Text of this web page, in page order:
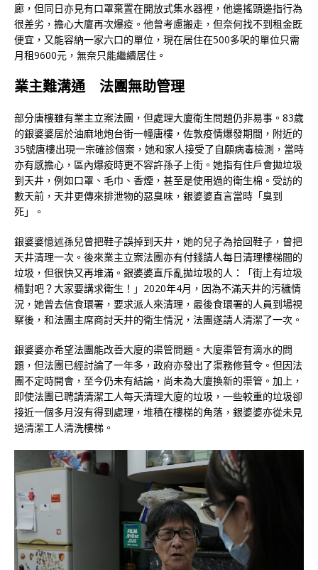
廊，但同日亦見有口罩棄置在開放式集水器裡，他邊搖頭邊指行為
很差劣，擔心大廈再次爆疫。他曾考慮搬走，但奈何找不到租金既
便宜，又能容納一家六口的單位，現在居住在500多呎的單位只需
月租9600元，無奈只能繼續居住。
業主難溝通 法團無助管理
部分唐樓雖有業主立案法團，但處理大廈衛生問題仍非易事。83歲
的銀婆婆居於油麻地炮台街一幢唐樓，佐敦疫情爆發期間，附近的
35號唐樓出現一宗確診個案，她和家人接受了自願病毒檢測，當時
亦有感擔心，區內爆疫時更不容許孫子上街。她指有住戶會拋垃圾
到天井，例如口罩、毛巾、香煙，甚至是使用過的衛生棉。受訪的
數天前，天井更傳來排泄物的惡臭味，銀婆婆直言當時「臭到
死」。
銀婆婆憶述孫兒曾把鞋子誤掉到天井，她的兒子為拾回鞋子，曾把
天井清理一次。後來業主立案法團亦有付錢請人每日清理樓梯間的
垃圾，但很快又再堆滿。銀婆婆直斥亂拋垃圾的人：「街上有垃圾
桶對吧？大家要講求衛生！」2020年4月，因為不滿天井的污穢情
況，她曾去信食環署，要求派人來清理，最後食環署的人員到場視
察後，和法團主席商討天井的衛生情況，法團遂請人清潔了一次。
銀婆婆亦希望法團能改善大廈的渠管問題。大廈渠管有滴水的問
題，但法團已經討論了一年多，政府亦發出了渠務修葺令。但因法
團不定時開會，至今仍未有結論，尚未為大廈換新的渠管。加上，
即使法團已聘請清潔工人每天清理大廈的垃圾，一些較重的垃圾卻
接近一個多月沒有得到處理，堆積在樓梯的角落，銀婆婆亦從未見
過清潔工人清洗樓梯。